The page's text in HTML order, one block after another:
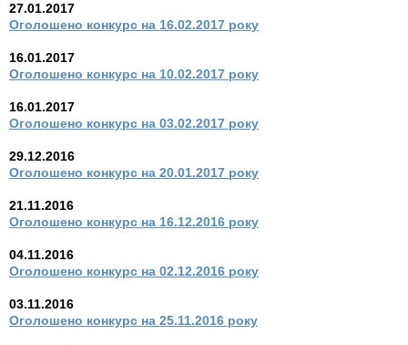
27.01.2017
Оголошено конкурс на 16.02.2017 року
16.01.2017
Оголошено конкурс на 10.02.2017 року
16.01.2017
Оголошено конкурс на 03.02.2017 року
29.12.2016
Оголошено конкурс на 20.01.2017 року
21.11.2016
Оголошено конкурс на 16.12.2016 року
04.11.2016
Оголошено конкурс на 02.12.2016 року
03.11.2016
Оголошено конкурс на 25.11.2016 року